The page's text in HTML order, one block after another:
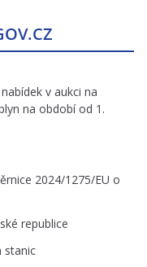
v aukci na
na období od 1.
2024/1275/EU o
republice
stanic